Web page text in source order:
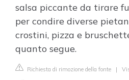
salsa piccante da tirare
per condire diverse
crostini, pizza e
quanto segue.
Richiesta di rimozione della fonte |